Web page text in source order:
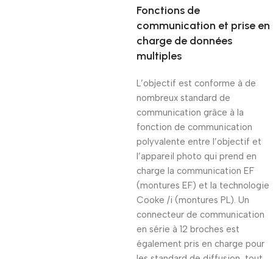
Fonctions de
communication et prise en
charge de données
multiples
L’objectif est conforme à de
nombreux standard de
communication grâce à la
fonction de communication
polyvalente entre l’objectif et
l’appareil photo qui prend en
charge la communication EF
(montures EF) et la technologie
Cooke /i (montures PL). Un
connecteur de communication
en série à 12 broches est
également pris en charge pour